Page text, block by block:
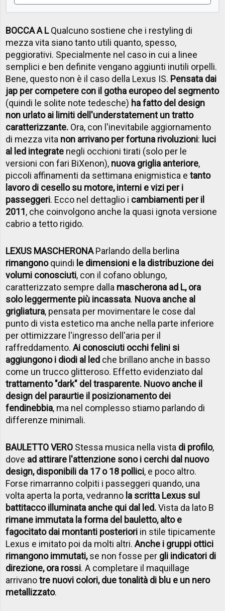
BOCCA A LQualcuno sostiene che i restyling di
mezza vita siano tanto utili quanto, spesso,
peggiorativi. Specialmente nel caso in cui a linee
semplici e ben definite vengano aggiunti inutili orpelli.
Bene, questo non è il caso della Lexus IS. Pensata dai
jap per competere con il gotha europeo del segmento
(quindi le solite note tedesche) ha fatto del design
non urlato ai limiti dell'understatement un tratto
caratterizzante. Ora, con l'inevitabile aggiornamento
di mezza vita non arrivano per fortuna rivoluzioni: luci
al led integrate negli occhioni tirati (solo per le
versioni con fari BiXenon), nuova griglia anteriore,
piccoli affinamenti da settimana enigmistica etanto
lavoro di cesello su motore, interni e vizi per i
passeggeri. Ecco nel dettaglio i cambiamenti per il
2011, che coinvolgono anche la quasi ignota versione
cabrio a tetto rigido.
LEXUS MASCHERONAParlando della berlina
rimangonoquindi le dimensioni e la distribuzione dei
volumi conosciuti, con il cofano oblungo,
caratterizzato sempre dalla mascherona ad L, ora
solo leggermente più incassata. Nuova anche al
grigliatura, pensata per movimentare le cose dal
punto di vista estetico ma anche nella parte inferiore
per ottimizzare l'ingresso dell'aria per il
raffreddamento.Ai conosciuti occhi felini si
aggiungono i diodi al led che brillano anche in basso
come un trucco glitteroso. Effetto evidenziato dal
trattamento "dark" del trasparente. Nuovo anche il
design del paraurtie il posizionamento dei
fendinebbia, ma nel complesso stiamo parlando di
differenze minimali.
BAULETTO VERO Stessa musica nella vista di profilo,
dove ad attirare l'attenzione sono i cerchi dal nuovo
design, disponibili da 17 o 18 pollici, e poco altro.
Forse rimarranno colpiti i passeggeri quando, una
volta aperta la porta, vedranno la scritta Lexus sul
battitacco illuminata anche qui dal led.Vista da lato B
rimane immutata la forma del bauletto, alto e
fagocitato dai montanti posteriori in stile tipicamente
Lexus e imitato poi da molti altri.Anche i gruppi ottici
rimangono immutati,se non fosse per gli indicatori di
direzione, ora rossi. A completare il maquillage
arrivanotre nuovi colori, due tonalità di blu e un nero
metallizzato.